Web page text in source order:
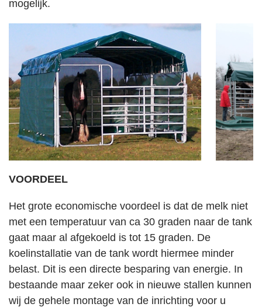
mogelijk.
VOORDEEL
Het grote economische voordeel is dat de melk niet
met een temperatuur van ca 30 graden naar de tank
gaat maar al afgekoeld is tot 15 graden. De
koelinstallatie van de tank wordt hiermee minder
belast. Dit is een directe besparing van energie. In
bestaande maar zeker ook in nieuwe stallen kunnen
wij de gehele montage van de inrichting voor u